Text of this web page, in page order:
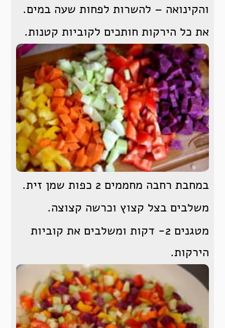
והקינואה – להשרות לפחות שעה במים.
את כל הירקות חותכים לקוביות קטנות.
במחבת רחבה מחממים 2 כפות שמן זית.
משלבים בצל קצוץ וכרשה קצוצה.
מטגנים 2- דקות ומשלבים את קוביות
הירקות.